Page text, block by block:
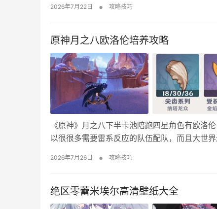
四星：渔获、西风 圣遗物选择推荐 雷系…
2026年7月22日 • 攻略技巧
原神月之八欧洛伦培养攻略
《原神》月之八下半卡池陪跑四星角色有欧洛
以很很多需要雷系反应的队伍配队，而且大世
2026年7月26日 • 攻略技巧
绝区零蕾米埃尔高清壁纸大全